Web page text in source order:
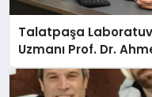
Talatpaşa
Uzmanı Prof. Dr.